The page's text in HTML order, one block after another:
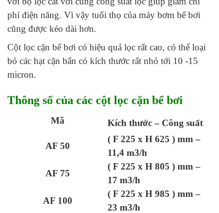
phí điện năng. Vì vậy tuổi thọ của máy bơm bể bơi
cũng được kéo dài hơn.
Cột lọc cặn bể bơi có hiệu quả lọc rất cao, có thể loại
bỏ các hạt cặn bẩn có kích thước rất nhỏ tới 10 -15
micron.
Thông số của các cột lọc cặn bể bơi
Mã Kích thước – Công suất
AF 50
( F 225 x H 625 ) mm –
11,4 m3/h
AF 75
( F 225 x H 805 ) mm –
17 m3/h
AF 100
( F 225 x H 985 ) mm –
23 m3/h